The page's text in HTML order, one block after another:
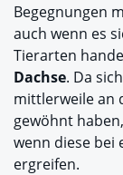
Begegnungen
auch wenn es
Tierarten
Dachse. Da
mittlerweile an
gewöhnt
wenn diese bei
ergreifen.